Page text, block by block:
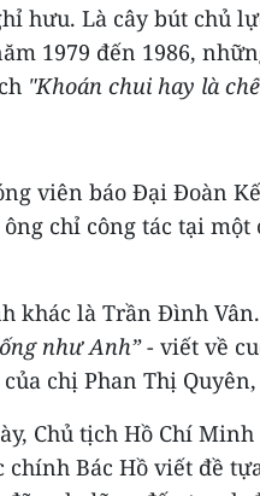
hưu. Là cây bút chủ
1979 đến 1986,
"Khoán chui hay là
viên báo Đại Đoàn
chỉ công tác tại một
khác là Trần Đình
như Anh”- viết về
chị Phan Thị
Chủ tịch Hồ Chí
chính Bác Hồ viết đề